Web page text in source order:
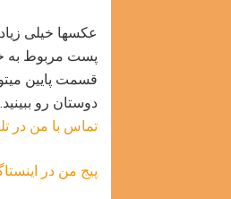
عکسها خیلی
پست مربوط به
قسمت پایین
دوستان رو ببینید.
تماس با من در
پیج من در